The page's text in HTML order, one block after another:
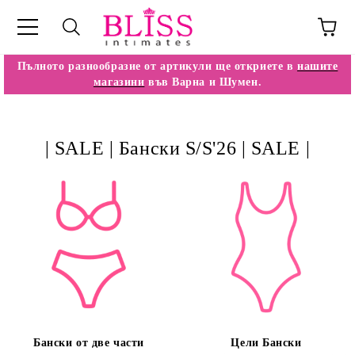
Пълното разнообразие от артикули ще откриете в нашите
магазини във Варна и Шумен.
| SALE | Бански S/S'26 | SALE |
Бански от две части Цели Бански